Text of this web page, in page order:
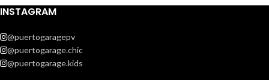
INSTAGRAM
@puertogaragepv
@puertogarage.chic
@puertogarage.kids